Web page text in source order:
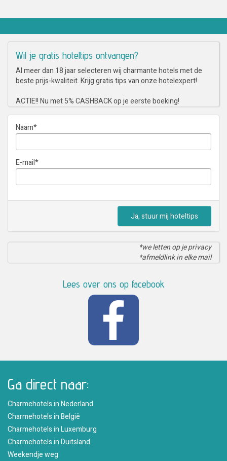
Wil je gratis hoteltips ontvangen?
Al meer dan 18 jaar selecteren wij charmante hotels met de
beste prijs-kwaliteit. Krijg gratis tips van onze hotelexpert!
ACTIE!! Nu met 5% CASHBACK op je eerste boeking!
Naam*
E-mail*
Ja, stuur mij hoteltips
*we letten op je privacy
*afmeldlink in elke mail
Lees over ons op facebook
Ga direct naar:
Charmehotels in Nederland
Charmehotels in België
Charmehotels in Luxemburg
Charmehotels in Duitsland
Weekendje weg